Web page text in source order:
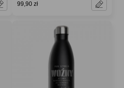
99,90 zł